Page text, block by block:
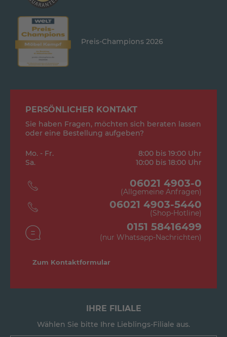
Preis-Champions 2026
PERSÖNLICHER KONTAKT
Sie haben Fragen, möchten sich beraten lassen
oder eine Bestellung aufgeben?
Mo. - Fr.
8:00 bis 19:00 Uhr
Sa.
10:00 bis 18:00 Uhr
06021 4903-0
(Allgemeine Anfragen)
06021 4903-5440
(Shop-Hotline)
0151 58416499
(nur Whatsapp-Nachrichten)
Zum Kontaktformular
IHRE FILIALE
Wählen Sie bitte Ihre Lieblings-Filiale aus.